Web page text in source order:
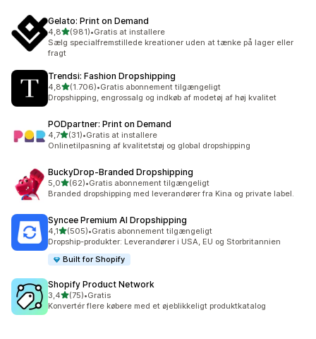
Gelato: Print on Demand
4,8ud af 5 stjerner
(981)
981 anmeldelser i alt
•Gratis at installere
Sælg specialfremstillede kreationer uden at tænke på lager eller
fragt
Trendsi: Fashion Dropshipping
4,8ud af 5 stjerner
(1.706)
1706 anmeldelser i alt
•Gratis abonnement tilgængeligt
Dropshipping, engrossalg og indkøb af modetøj af høj kvalitet
PODpartner: Print on Demand
4,7ud af 5 stjerner
(31)
31 anmeldelser i alt
•Gratis at installere
Onlinetilpasning af kvalitetstøj og global dropshipping
BuckyDrop‑Branded Dropshipping
5,0ud af 5 stjerner
(62)
62 anmeldelser i alt
•Gratis abonnement tilgængeligt
Branded dropshipping med leverandører fra Kina og private label.
Syncee Premium AI Dropshipping
4,1ud af 5 stjerner
(505)
505 anmeldelser i alt
•Gratis abonnement tilgængeligt
Dropship-produkter: Leverandører i USA, EU og Storbritannien
Built for Shopify
Shopify Product Network
3,4ud af 5 stjerner
(75)
75 anmeldelser i alt
•Gratis
Konvertér flere købere med et øjeblikkeligt produktkatalog